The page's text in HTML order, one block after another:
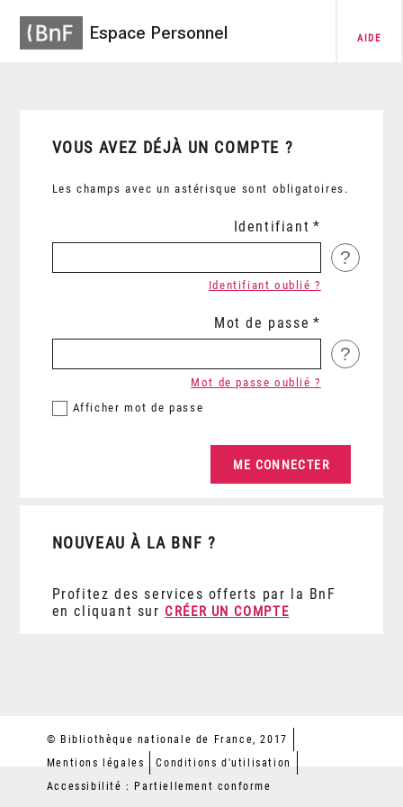
Espace Personnel AIDE
VOUS AVEZ DÉJÀ UN COMPTE ?
Les champs avec un astérisque sont obligatoires.
Identifiant
?
Identifiant oublié ?
Mot de passe
?
Afficher mot de passe
Mot de passe oublié ?
NOUVEAU À LA BNF ?
Profitez des services offerts par la BnF
en cliquant sur CRÉER UN COMPTE
© Bibliothèque nationale de France, 2017
Mentions légales
Conditions d'utilisation
Accessibilité : Partiellement conforme